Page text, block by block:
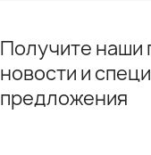
Получите наши
новости и
предложения